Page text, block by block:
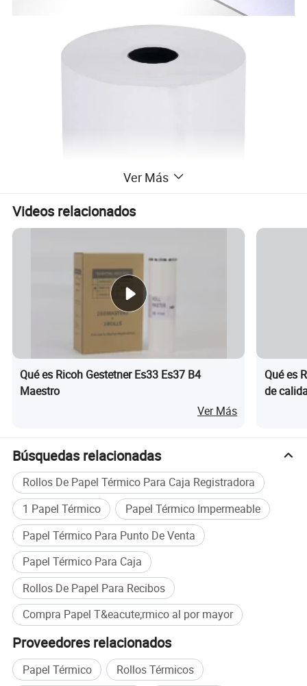
Ver Más
Videos relacionados
Qué es Ricoh Gestetner Es33 Es37 B4
Maestro
Ver Más
Qué es
de
Búsquedas relacionadas
Rollos De Papel Térmico Para Caja Registradora
1 Papel Térmico
Papel Térmico Impermeable
Papel Térmico Para Punto De Venta
Papel Térmico Para Caja
Rollos De Papel Para Recibos
Compra Papel T&eacute;rmico al por mayor
Proveedores relacionados
Papel Térmico Rollos Térmicos